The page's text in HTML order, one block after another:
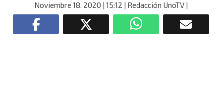
Noviembre 18, 2020 | 15:12 | Redacción UnoTV |